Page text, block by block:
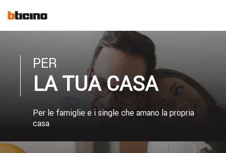
to
PER
LA TUA CASA
Per le famiglie e i single che amano la propria
casa